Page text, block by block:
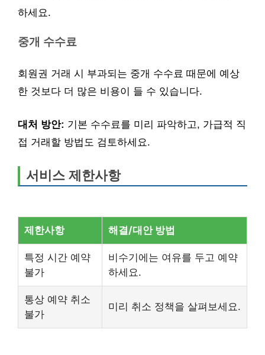
하세요.
중개 수수료
회원권 거래 시 부과되는 중개 수수료 때문에 예상
한 것보다 더 많은 비용이 들 수 있습니다.
대처 방안: 기본 수수료를 미리 파악하고, 가급적 직
접 거래할 방법도 검토하세요.
서비스 제한사항
제한사항 해결/대안 방법
특정 시간 예약
불가
비수기에는 여유를 두고 예약
하세요.
통상 예약 취소
불가
미리 취소 정책을 살펴보세요.